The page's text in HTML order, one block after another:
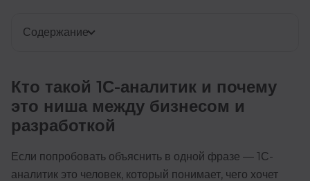
Содержание
Кто такой 1С-аналитик и почему
это ниша между бизнесом и
разработкой
Если попробовать объяснить в одной фразе — 1С-
аналитик это человек, который понимает, чего хочет